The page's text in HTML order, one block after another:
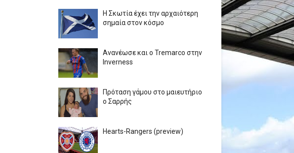
Η Σκωτία έχει την αρχαιότερη
σημαία στον κόσμο
Ανανέωσε και ο Tremarco στην
Inverness
Πρόταση γάμου στο μαιευτήριο
ο Σαρρής
Hearts-Rangers (preview)